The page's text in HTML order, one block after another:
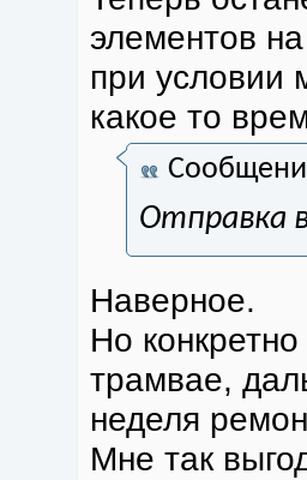
элементов
при условии
какое то
Отправка
Наверное.
Но
трамвае,
неделя
Мне так